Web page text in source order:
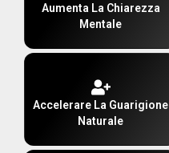
Aumenta La Chiarezza
Mentale
Accelerare La Guarigione
Naturale